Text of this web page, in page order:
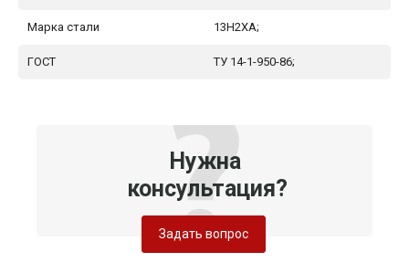
Марка стали 13Н2ХА;
ГОСТ ТУ 14-1-950-86;
Нужна
консультация?
Задать вопрос